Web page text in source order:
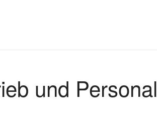
und Personal